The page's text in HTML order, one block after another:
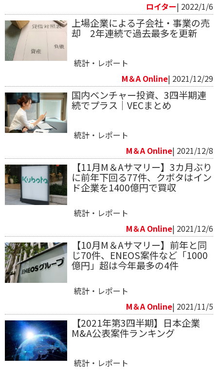
ロイター| 2022/1/6
上場企業による子会社・事業の売
却 2年連続で過去最多を更新
統計・レポート
M＆A Online| 2021/12/29
国内ベンチャー投資、3四半期連
続でプラス｜VECまとめ
統計・レポート
M＆A Online| 2021/12/8
【11月M＆Aサマリー】3カ月ぶり
に前年下回る77件、クボタはイン
ド企業を1400億円で買収
統計・レポート
M＆A Online| 2021/12/6
【10月M＆Aサマリー】前年と同
じ70件、ENEOS案件など「1000
億円」超は今年最多の4件
統計・レポート
M＆A Online| 2021/11/5
【2021年第3四半期】日本企業
M&A公表案件ランキング
統計・レポート